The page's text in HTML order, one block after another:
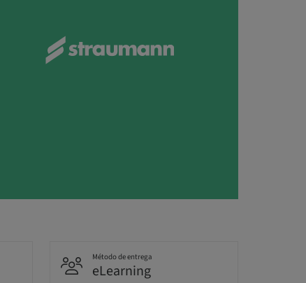
Método de entrega
eLearning